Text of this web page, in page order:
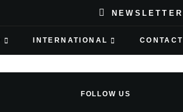
NEWSLETTER
INTERNATIONAL CONTACT
FOLLOW US